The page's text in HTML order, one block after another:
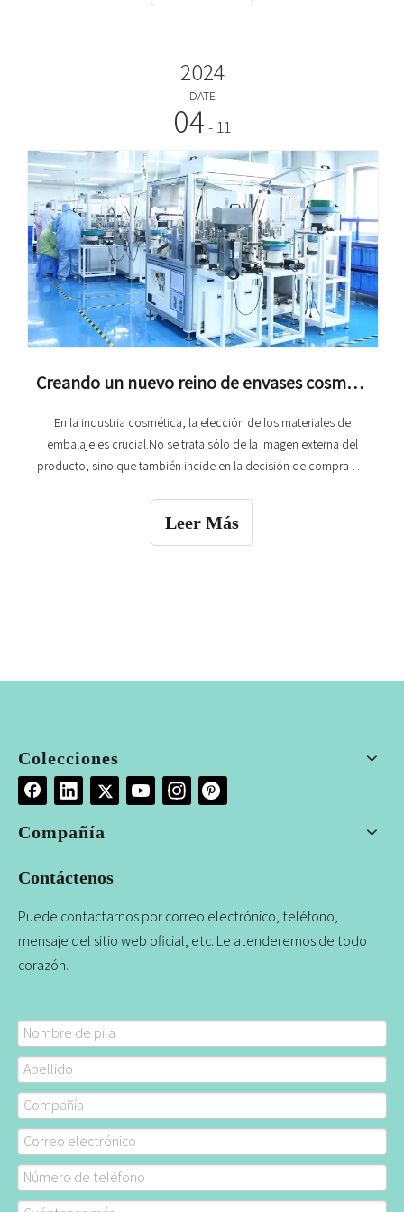
2024
DATE
04 - 11
Creando un nuevo reino de envases cosméticos, fábricas de calidad esperando su elección
En la industria cosmética, la elección de los materiales de
embalaje es crucial.No se trata sólo de la imagen externa del
producto, sino que también incide en la decisión de compra del
Leer Más
Colecciones
Compañía
Contáctenos
Puede contactarnos por correo electrónico, teléfono,
mensaje del sitio web oficial, etc. Le atenderemos de todo
corazón.